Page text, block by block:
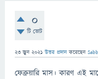
0
টি ভোট
23 জুন 2021 উত্তর প্রদান করেছেন
ফেব্রুয়ারি মাস। কারণ এই